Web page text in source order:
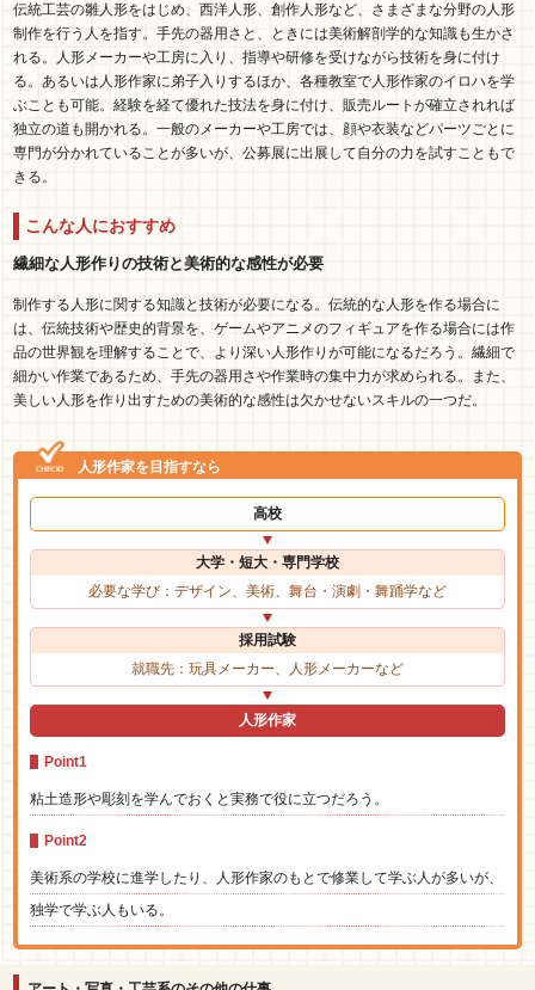
伝統工芸の雛人形をはじめ、西洋人形、創作人形など、さまざまな分野の人形
制作を行う人を指す。手先の器用さと、ときには美術解剖学的な知識も生かさ
れる。人形メーカーや工房に入り、指導や研修を受けながら技術を身に付け
る。あるいは人形作家に弟子入りするほか、各種教室で人形作家のイロハを学
ぶことも可能。経験を経て優れた技法を身に付け、販売ルートが確立されれば
独立の道も開かれる。一般のメーカーや工房では、顔や衣装などパーツごとに
専門が分かれていることが多いが、公募展に出展して自分の力を試すこともで
きる。
こんな人におすすめ
繊細な人形作りの技術と美術的な感性が必要
制作する人形に関する知識と技術が必要になる。伝統的な人形を作る場合に
は、伝統技術や歴史的背景を、ゲームやアニメのフィギュアを作る場合には作
品の世界観を理解することで、より深い人形作りが可能になるだろう。繊細で
細かい作業であるため、手先の器用さや作業時の集中力が求められる。また、
美しい人形を作り出すための美術的な感性は欠かせないスキルの一つだ。
人形作家を目指すなら
高校
大学・短大・専門学校
必要な学び：デザイン、美術、舞台・演劇・舞踊学など
採用試験
就職先：玩具メーカー、人形メーカーなど
人形作家
Point1
粘土造形や彫刻を学んでおくと実務で役に立つだろう。
Point2
美術系の学校に進学したり、人形作家のもとで修業して学ぶ人が多いが、
独学で学ぶ人もいる。